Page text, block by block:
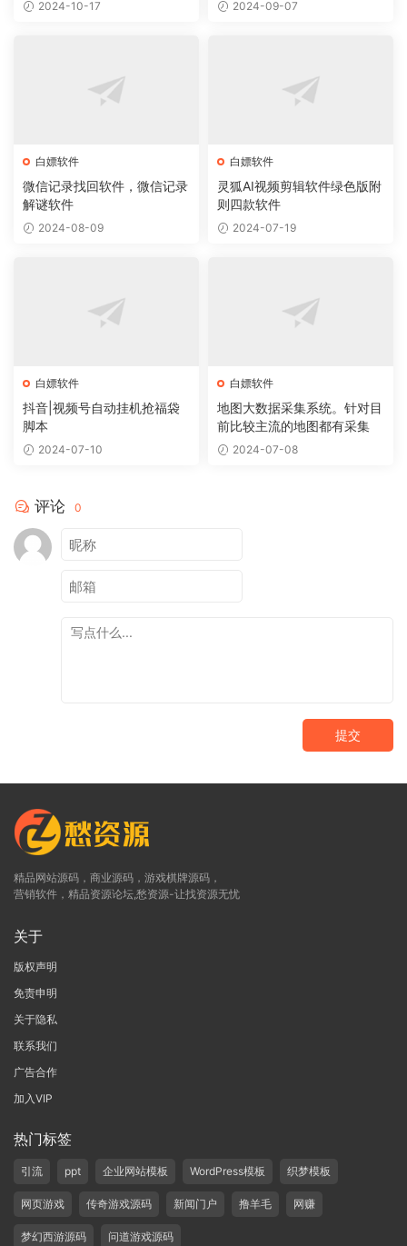
2024-10-17 2024-09-07
白嫖软件
微信记录找回软件，微信记录
解谜软件
2024-08-09
白嫖软件
灵狐AI视频剪辑软件绿色版附
则四款软件
2024-07-19
白嫖软件
抖音|视频号自动挂机抢福袋
脚本
2024-07-10
白嫖软件
地图大数据采集系统。针对目
前比较主流的地图都有采集
2024-07-08
评论 0
提交
精品网站源码，商业源码，游戏棋牌源码，
营销软件，精品资源论坛,愁资源-让找资源无忧
关于
版权声明
免责申明
关于隐私
联系我们
广告合作
加入VIP
热门标签
引流 ppt 企业网站模板 WordPress模板 织梦模板
网页游戏 传奇游戏源码 新闻门户 撸羊毛 网赚
梦幻西游源码 问道游戏源码